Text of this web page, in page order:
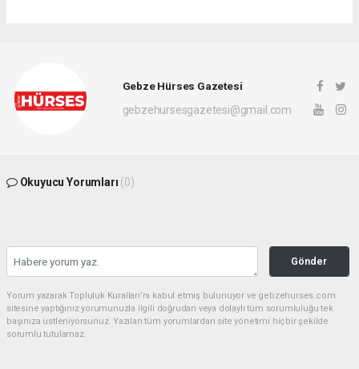
Gebze Hürses Gazetesi
gebzehursesgazetesi@gmail.com
Okuyucu Yorumları (0)
Gönder
Yorum yazarak Topluluk Kuralları’nı kabul etmiş bulunuyor ve gebzehurses.com
sitesine yaptığınız yorumunuzla ilgili doğrudan veya dolaylı tüm sorumluluğu tek
başınıza üstleniyorsunuz. Yazılan tüm yorumlardan site yönetimi hiçbir şekilde
sorumlu tutulamaz.